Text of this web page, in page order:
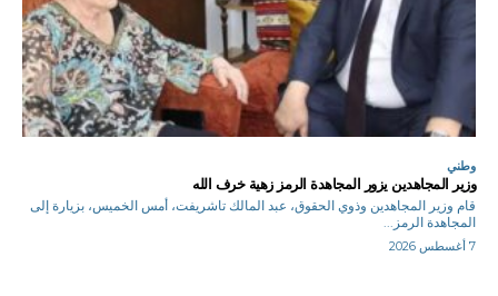
وطني
وزير المجاهدين يزور المجاهدة الرمز زهية خرف الله
قام وزير المجاهدين وذوي الحقوق، عبد المالك تاشريفت، أمس الخميس، بزيارة إلى
المجاهدة الرمز...
7 أغسطس 2026